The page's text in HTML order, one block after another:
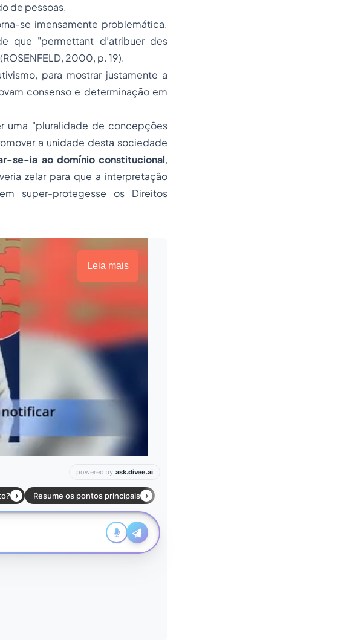
de pessoas.
se imensamente problemática.
que "permettant d’atribuer des
2000, p. 19).
para mostrar justamente a
consenso e determinação em
uma "pluralidade de concepções
a unidade desta sociedade
se-ia ao domínio constitucional,
zelar para que a interpretação
super-protegesse os Direitos
Leia mais